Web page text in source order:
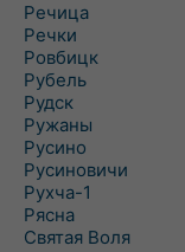
Речица
Речки
Ровбицк
Рубель
Рудск
Ружаны
Русино
Русиновичи
Рухча-1
Рясна
Святая Воля